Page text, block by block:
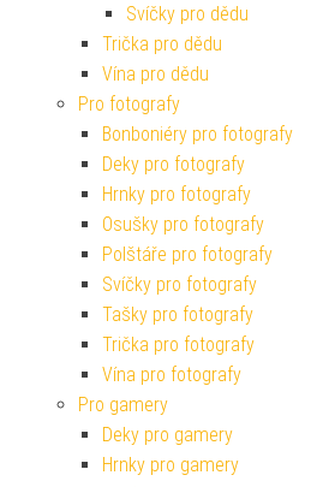
Svíčky pro dědu
Trička pro dědu
Vína pro dědu
Pro fotografy
Bonboniéry pro fotografy
Deky pro fotografy
Hrnky pro fotografy
Osušky pro fotografy
Polštáře pro fotografy
Svíčky pro fotografy
Tašky pro fotografy
Trička pro fotografy
Vína pro fotografy
Pro gamery
Deky pro gamery
Hrnky pro gamery